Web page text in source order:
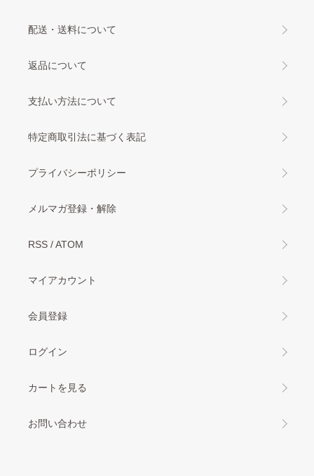
配送・送料について
返品について
支払い方法について
特定商取引法に基づく表記
プライバシーポリシー
メルマガ登録・解除
RSS /ATOM
マイアカウント
会員登録
ログイン
カートを見る
お問い合わせ